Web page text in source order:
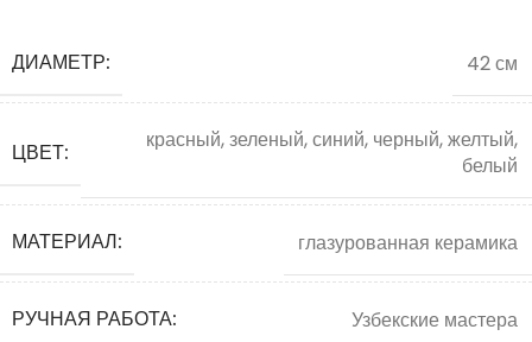
ДИАМЕТР: 42 см
ЦВЕТ:
красный, зеленый, синий, черный, желтый,
белый
МАТЕРИАЛ: глазурованная керамика
РУЧНАЯ РАБОТА: Узбекские мастера